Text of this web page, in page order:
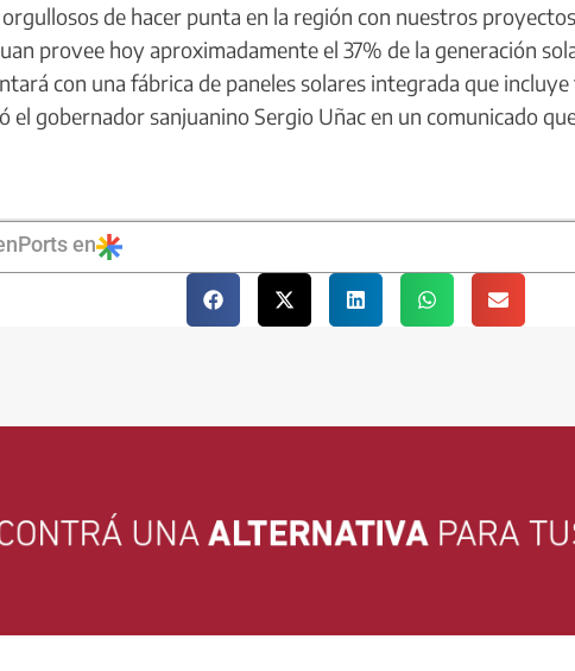
de hacer punta en la región con nuestros
provee hoy aproximadamente el 37% de la generación
con una fábrica de paneles solares integrada que
el gobernador sanjuanino Sergio Uñac en un comunicado
en